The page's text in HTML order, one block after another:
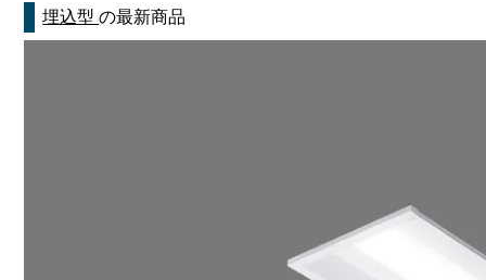
埋込型の最新商品